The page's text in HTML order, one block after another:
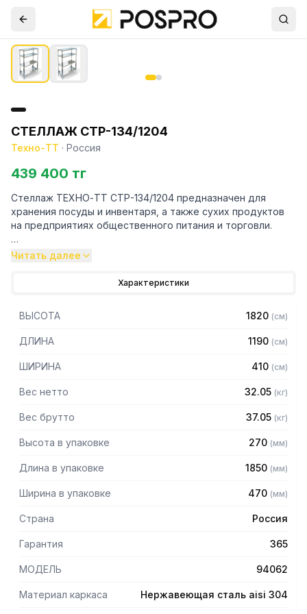
СТЕЛЛАЖ СТР-134/1204
Техно-ТТ · Россия
439 400 тг
Стеллаж ТЕХНО-ТТ СТР-134/1204 предназначен для
хранения посуды и инвентаря, а также сухих продуктов
на предприятиях общественного питания и торговли.
Особенности:
— Стеллаж технологический разборный
— Четыре сплошные полки из нержавеющей стали марки
AISI 304 толщиной 0,8 мм
— Расстояние между полками регулируемое с шагом 120
мм
— Стеллаж поставляется в разобранном виде
Читать далее
Характеристики
ВЫСОТА 1820 (см)
ДЛИНА 1190 (см)
ШИРИНА 410 (см)
Вес нетто 32.05 (кг)
Вес брутто 37.05 (кг)
Высота в упаковке 270 (мм)
Длина в упаковке 1850 (мм)
Ширина в упаковке 470 (мм)
Страна Россия
Гарантия 365
МОДЕЛЬ 94062
Материал каркаса Нержавеющая сталь aisi 304